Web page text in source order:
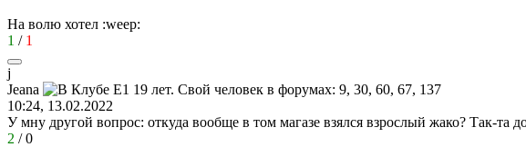
На волю хотел :weep:
1 / 1
j
Jeana
10:24, 13.02.2022
У мну другой вопрос: откуда вообще в том магазе взялся взрослый жако? Так-
2 /0